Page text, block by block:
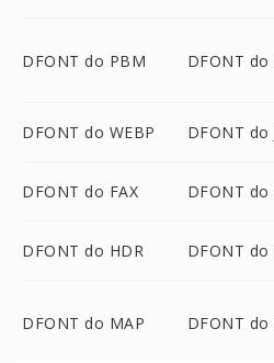
DFONT do PBM DFONT do
DFONT do WEBP DFONT do
DFONT do FAX DFONT do
DFONT do HDR DFONT do
DFONT do MAP DFONT do